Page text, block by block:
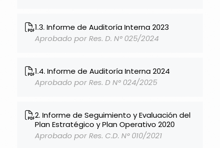
1.3. Informe de Auditoría Interna 2023
Aprobado por Res. D. N° 025/2024
1.4. Informe de Auditoría Interna 2024
Aprobado por Res. D N° 024/2025
2. Informe de Seguimiento y Evaluación del
Plan Estratégico y Plan Operativo 2020
Aprobado por Res. C.D. N° 010/2021